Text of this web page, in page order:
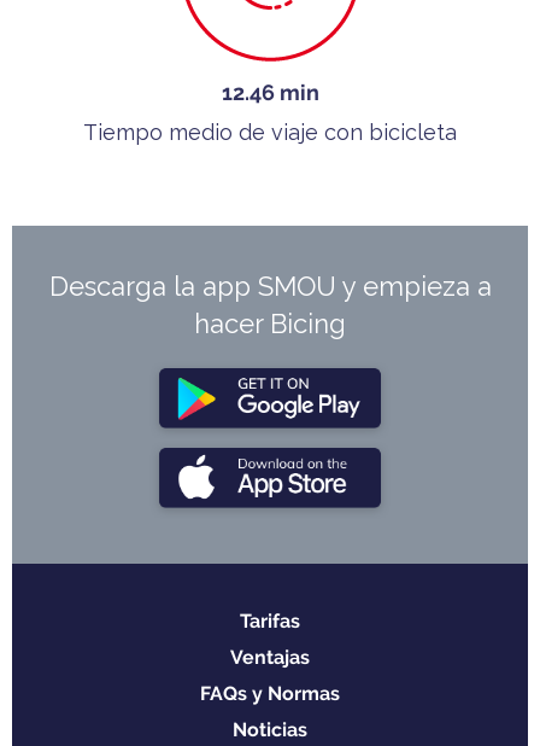
12.46 min
Tiempo medio de viaje con bicicleta
Descarga la app SMOU y empieza a
hacer Bicing
Tarifas
Ventajas
FAQs y Normas
Noticias